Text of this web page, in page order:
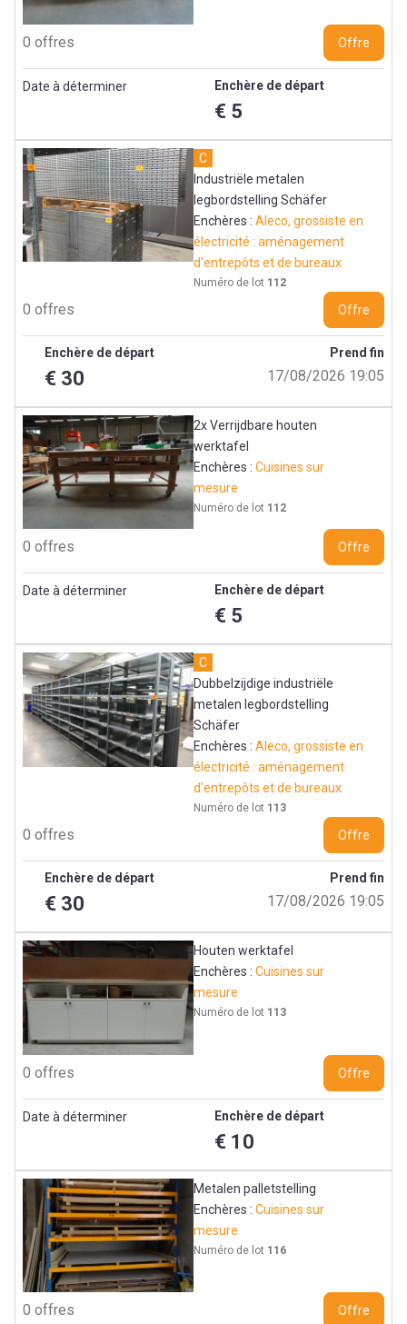
0 offres Offre
Date à déterminer Enchère de départ
€ 5
C
Industriële metalen
legbordstelling Schäfer
Enchères :Aleco, grossiste en
électricité : aménagement
d'entrepôts et de bureaux
Numéro de lot 112
0 offres Offre
Prend fin
17/08/2026 19:05
Enchère de départ
€ 30
2x Verrijdbare houten
werktafel
Enchères :Cuisines sur
mesure
Numéro de lot 112
0 offres Offre
Date à déterminer Enchère de départ
€ 5
C
Dubbelzijdige industriële
metalen legbordstelling
Schäfer
Enchères :Aleco, grossiste en
électricité : aménagement
d'entrepôts et de bureaux
Numéro de lot 113
0 offres Offre
Prend fin
17/08/2026 19:05
Enchère de départ
€ 30
Houten werktafel
Enchères :Cuisines sur
mesure
Numéro de lot 113
0 offres Offre
Date à déterminer Enchère de départ
€ 10
Metalen palletstelling
Enchères :Cuisines sur
mesure
Numéro de lot 116
0 offres Offre